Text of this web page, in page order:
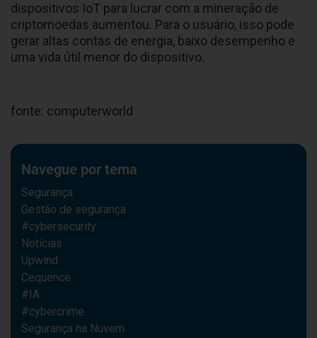
dispositivos IoT para lucrar com a mineração de
criptomoedas aumentou. Para o usuário, isso pode
gerar altas contas de energia, baixo desempenho e
uma vida útil menor do dispositivo.
fonte: computerworld
Navegue por tema
Segurança
Gestão de segurança
#cybersecurity
Notícias
Upwind
Cequence
#IA
#cybercrime
Segurança na Nuvem